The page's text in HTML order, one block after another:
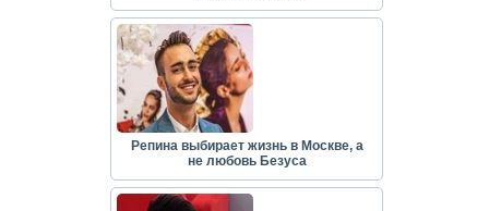
Репина выбирает жизнь в Москве, а
не любовь Безуса